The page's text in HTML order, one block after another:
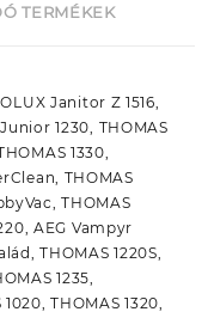
TERMÉKEK
Janitor Z 1516,
1230, THOMAS
1330,
THOMAS
THOMAS
AEG Vampyr
THOMAS 1220S,
1235,
THOMAS 1320,